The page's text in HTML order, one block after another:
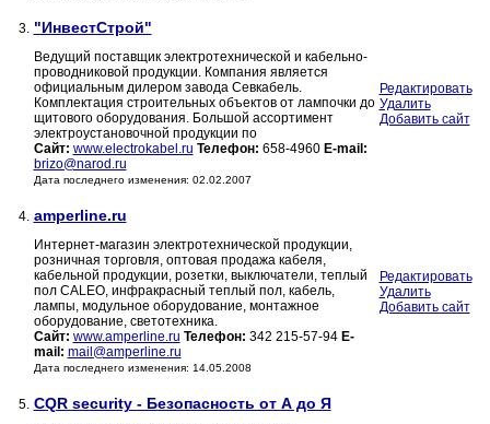
3. "ИнвестСтрой"
Ведущий поставщик электротехнической и кабельно-
проводниковой продукции. Компания является
официальным дилером завода Севкабель.
Комплектация строительных объектов от лампочки до
щитового оборудования. Большой ассортимент
электроустановочной продукции по
Сайт: www.electrokabel.ru Телефон: 658-4960 E-mail:
brizo@narod.ru
Дата последнего изменения: 02.02.2007
Редактировать
Удалить
Добавить сайт
4. amperline.ru
Интернет-магазин электротехнической продукции,
розничная торговля, оптовая продажа кабеля,
кабельной продукции, розетки, выключатели, теплый
пол CALEO, инфракрасный теплый пол, кабель,
лампы, модульное оборудование, монтажное
оборудование, светотехника.
Сайт: www.amperline.ru Телефон: 342 215-57-94 E-
mail: mail@amperline.ru
Дата последнего изменения: 14.05.2008
Редактировать
Удалить
Добавить сайт
5. CQR security - Безопасность от А до Я